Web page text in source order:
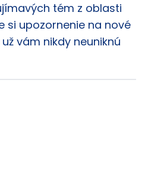
tém z oblasti
si upozornenie na nové
vám nikdy neuniknú